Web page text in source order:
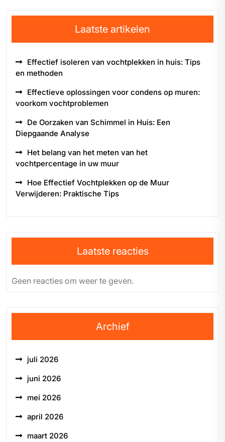
Laatste artikelen
Effectief isoleren van vochtplekken in huis: Tips
en methoden
Effectieve oplossingen voor condens op muren:
voorkom vochtproblemen
De Oorzaken van Schimmel in Huis: Een
Diepgaande Analyse
Het belang van het meten van het
vochtpercentage in uw muur
Hoe Effectief Vochtplekken op de Muur
Verwijderen: Praktische Tips
Laatste reacties
Geen reacties om weer te geven.
Archief
juli 2026
juni 2026
mei 2026
april 2026
maart 2026